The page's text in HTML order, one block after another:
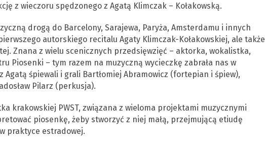
z wieczoru spędzonego z Agatą Klimczak – Kołakowską.
drogą do Barcelony, Sarajewa, Paryża, Amsterdamu i innych
autorskiego recitalu Agaty Klimczak-Kołakowskiej, ale także
Znana z wielu scenicznych przedsięwzięć – aktorka, wokalistka,
Piosenki – tym razem na muzyczną wycieczkę zabrała nas w
śpiewali i grali Bartłomiej Abramowicz (fortepian i śpiew),
Pilarz (perkusja).
krakowskiej PWST, związana z wieloma projektami muzycznymi
piosenkę, żeby stworzyć z niej małą, przejmującą etiudę
praktyce estradowej.